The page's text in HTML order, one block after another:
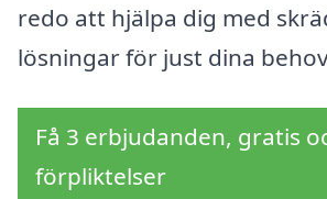
redo att hjälpa dig med
lösningar för just dina
Få 3 erbjudanden, gratis
förpliktelser